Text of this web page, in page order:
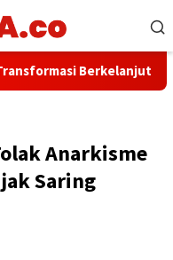
Berkelanjutan
Anarkisme
Saring